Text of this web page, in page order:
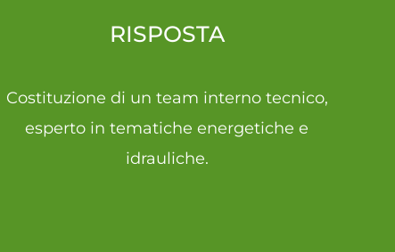
RISPOSTA
Costituzione di un team interno tecnico,
esperto in tematiche energetiche e
idrauliche.